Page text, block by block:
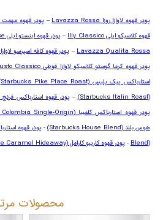
پودر قهوه لاوازا روزاLavazza Rossa
–پودر قهوه
قهوه کلاسیکو ایلیIlly Classico
–پودر قهوه اینستو ایلی
Lavazza Qualita Rossa
– پودر قهوه کافه اسپرسو
پودر قهوه کرما گوستو کلاسیکو لاوازا قوطیClassico
استارباکس پیک پلیسPike Place Roast)
(Starbucks Italin Roast)
–پودر قهوه استارباکس
پودر قهوه استارباکس کلمبیاSingle-Origin)
هوس بلند(Starbucks House Blend)
-پودر قهوه
Blend)
-پودر قهوه کاریبو کاراملCaramel Hideaway)
محصولات